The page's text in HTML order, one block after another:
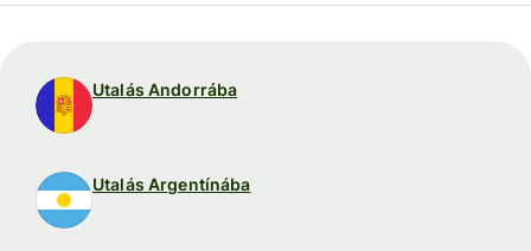
Utalás Andorrába
Utalás Argentínába